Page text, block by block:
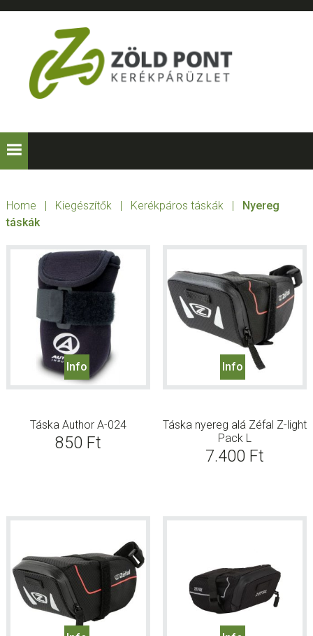
Skip
navigation
Skip
content
Skip
sidebar
Skip
ZÖLD
PONT
Home | Kiegészítők | Kerékpáros táskák |
Nyereg
táskák
Info
Táska Author A-024
850 Ft
Info
Táska nyereg alá Zéfal Z-light
Pack L
7.400 Ft